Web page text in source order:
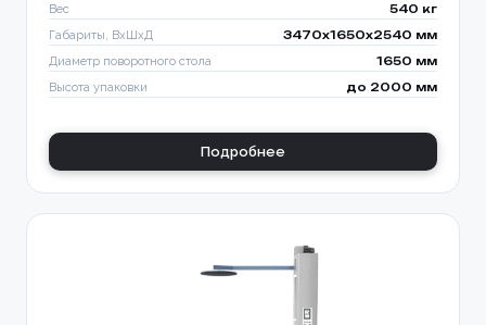
Вес 540 кг
Габариты, ВхШхД 3470х1650х2540 мм
Диаметр поворотного стола 1650 мм
Высота упаковки до 2000 мм
Подробнее